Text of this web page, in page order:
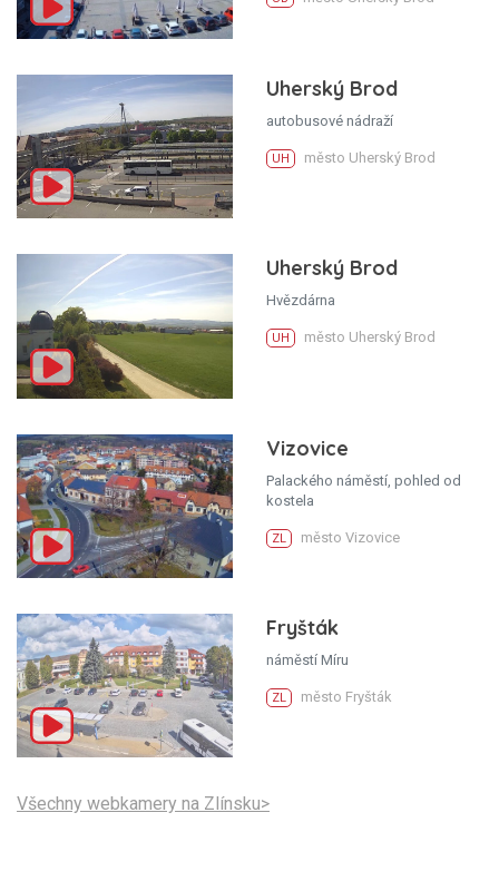
Uherský Brod
autobusové nádraží
UH město Uherský Brod
Uherský Brod
Hvězdárna
UH město Uherský Brod
Vizovice
Palackého náměstí, pohled od
kostela
ZL město Vizovice
Fryšták
náměstí Míru
ZL město Fryšták
Všechny webkamery na Zlínsku>